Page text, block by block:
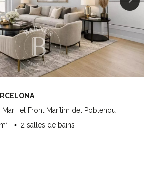
Mar i el Front Marítim del Poblenou
2 salles de bains